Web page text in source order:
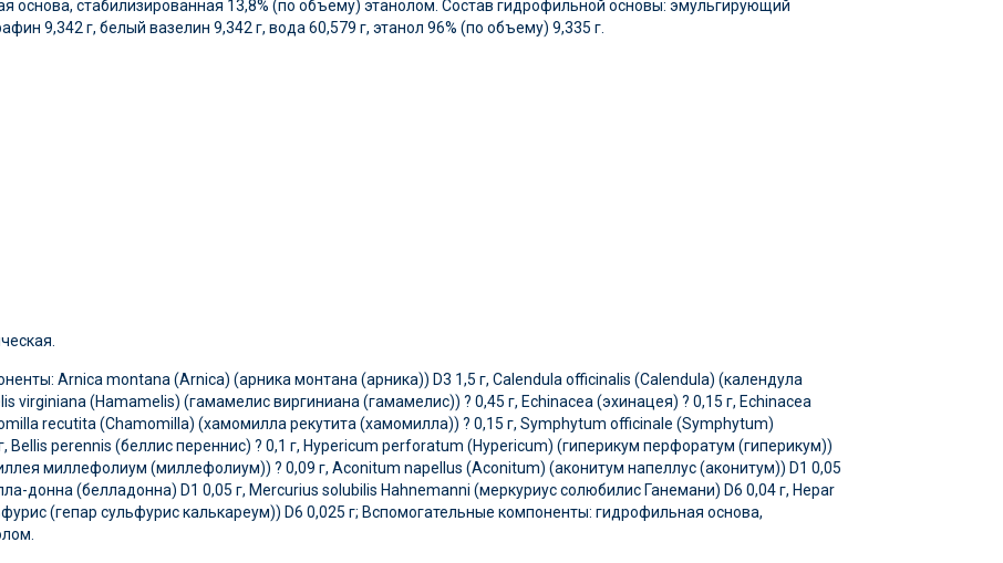
основа, стабилизированная 13,8% (по объему) этанолом. Состав гидрофильной основы: эмульгирующий
9,342 г, белый вазелин 9,342 г, вода 60,579 г, этанол 96% (по объему) 9,335 г.
Arnica montana (Arnica) (арника монтана (арника)) D3 1,5 г, Calendula officinalis (Calendula) (календула
virginiana (Hamamelis) (гамамелис виргиниана (гамамелис)) ? 0,45 г, Echinacea (эхинацея) ? 0,15 г, Echinacea
recutita (Chamomilla) (хамомилла рекутита (хамомилла)) ? 0,15 г, Symphytum officinale (Symphytum)
perennis (беллис переннис) ? 0,1 г, Hypericum perforatum (Hypericum) (гиперикум перфоратум (гиперикум))
миллефолиум (миллефолиум)) ? 0,09 г, Aconitum napellus (Aconitum) (аконитум напеллус (аконитум)) D1 0,05
донна (белладонна) D1 0,05 г, Mercurius solubilis Hahnemanni (меркуриус солюбилис Ганемани) D6 0,04 г, Hepar
(гепар сульфурис калькареум)) D6 0,025 г; Вспомогательные компоненты: гидрофильная основа,